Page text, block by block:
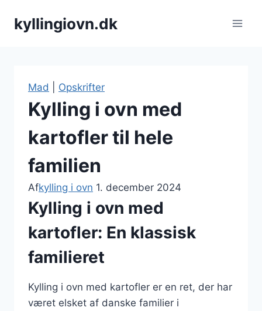
kyllingiovn.dk
Mad Opskrifter
Kylling i ovn med
kartofler til hele
familien
Afkylling i ovn 1. december 2024
Kylling i ovn med
kartofler: En klassisk
familieret
Kylling i ovn med kartofler er en ret, der har
været elsket af danske familier i